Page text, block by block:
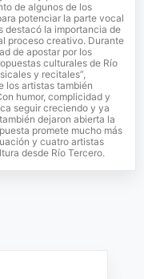
de algunos de los
potenciar la parte vocal
destacó la importancia de
proceso creativo. Durante
de apostar por los
culturales de Río
y recitales”,
los artistas también
humor, complicidad y
seguir creciendo y ya
dejaron abierta la
promete mucho más
y cuatro artistas
desde Río Tercero.